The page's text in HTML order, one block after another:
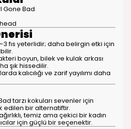
Gone Bad
fıs yeterlidir; daha belirgin etki için
boyun, bilek ve kulak arkası
şık hissedilir.
kalıcılığı ve zarif yayılımı daha
tarzı kokuları sevenler için
edilen bir alternatiftir.
temiz ama çekici bir kadın
için güçlü bir seçenektir.